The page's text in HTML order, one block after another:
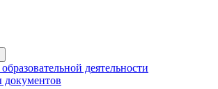
деятельности